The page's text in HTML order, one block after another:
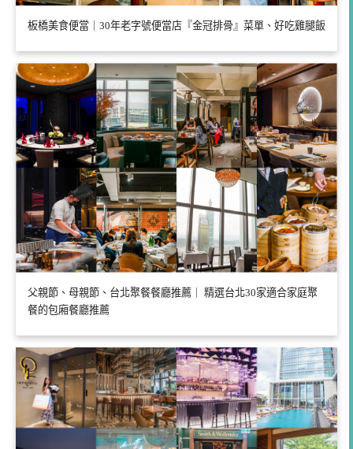
板橋美食便當｜30年老字號便當店『金冠排骨』菜單、好吃雞腿飯
父親節、母親節、台北聚餐餐廳推薦｜ 精選台北30家適合家庭聚
餐的包廂餐廳推薦